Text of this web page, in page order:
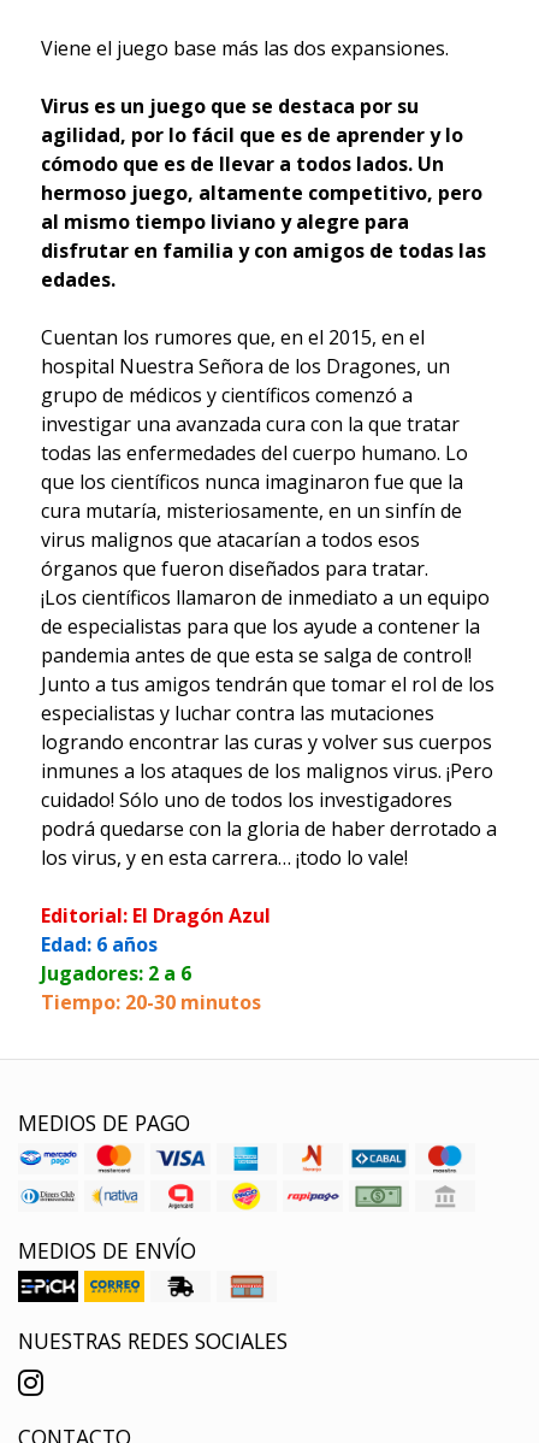
Viene el juego base más las dos expansiones.
Virus es un juego que se destaca por su
agilidad, por lo fácil que es de aprender y lo
cómodo que es de llevar a todos lados. Un
hermoso juego, altamente competitivo, pero
al mismo tiempo liviano y alegre para
disfrutar en familia y con amigos de todas las
edades.
Cuentan los rumores que, en el 2015, en el
hospital Nuestra Señora de los Dragones, un
grupo de médicos y científicos comenzó a
investigar una avanzada cura con la que tratar
todas las enfermedades del cuerpo humano. Lo
que los científicos nunca imaginaron fue que la
cura mutaría, misteriosamente, en un sinfín de
virus malignos que atacarían a todos esos
órganos que fueron diseñados para tratar.
¡Los científicos llamaron de inmediato a un equipo
de especialistas para que los ayude a contener la
pandemia antes de que esta se salga de control!
Junto a tus amigos tendrán que tomar el rol de los
especialistas y luchar contra las mutaciones
logrando encontrar las curas y volver sus cuerpos
inmunes a los ataques de los malignos virus. ¡Pero
cuidado! Sólo uno de todos los investigadores
podrá quedarse con la gloria de haber derrotado a
los virus, y en esta carrera… ¡todo lo vale!
Editorial: El Dragón Azul
Edad: 6 años
Jugadores: 2 a 6
Tiempo: 20-30 minutos
MEDIOS DE PAGO
MEDIOS DE ENVÍO
NUESTRAS REDES SOCIALES
CONTACTO